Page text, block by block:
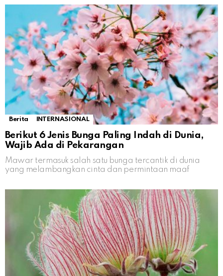
Berita INTERNASIONAL
Berikut 6 Jenis Bunga Paling Indah di Dunia,
Wajib Ada di Pekarangan
Mawar termasuk salah satu bunga tercantik di dunia
yang melambangkan cinta dan permintaan maaf